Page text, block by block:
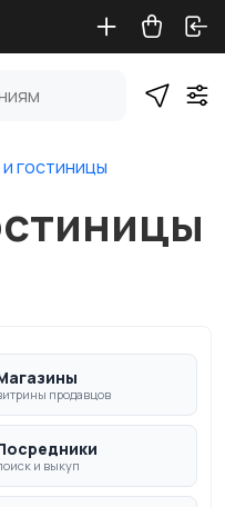
гостиницы
продавцов
и выкуп